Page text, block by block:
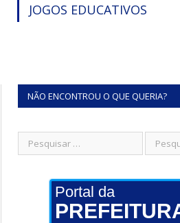
JOGOS EDUCATIVOS
NÃO ENCONTROU O QUE QUERIA?
Portal da